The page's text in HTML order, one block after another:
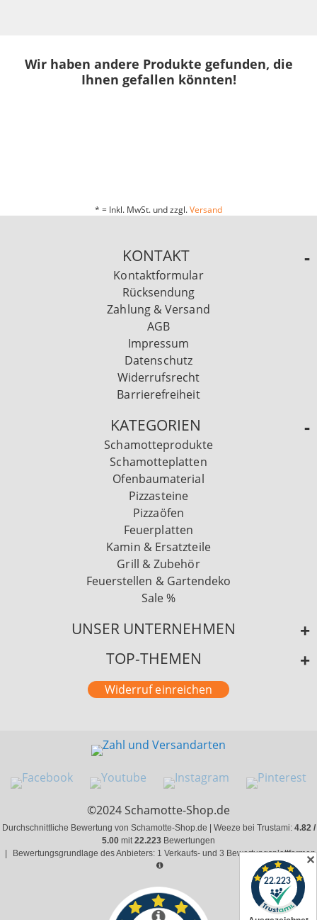
Wir haben andere Produkte gefunden, die
Ihnen gefallen könnten!
* = Inkl. MwSt. und zzgl.Versand
KONTAKT
Kontaktformular
Rücksendung
Zahlung & Versand
AGB
Impressum
Datenschutz
Widerrufsrecht
Barrierefreiheit
KATEGORIEN
Schamotteprodukte
Schamotteplatten
Ofenbaumaterial
Pizzasteine
Pizzaöfen
Feuerplatten
Kamin & Ersatzteile
Grill & Zubehör
Feuerstellen & Gartendeko
Sale %
UNSER UNTERNEHMEN
TOP-THEMEN
Widerruf einreichen
©2024 Schamotte-Shop.de
Durchschnittliche Bewertung von Schamotte-Shop.de | Weeze bei Trustami: 4.82 /
5.00 mit22.223 Bewertungen
Bewertungsgrundlage des Anbieters: 1 Verkaufs- und 3 Bewertungsplattformen
✕